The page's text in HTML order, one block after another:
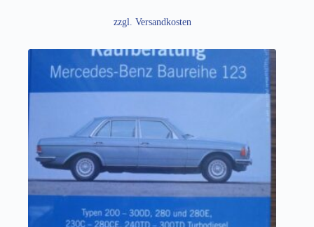
zzgl. Versandkosten